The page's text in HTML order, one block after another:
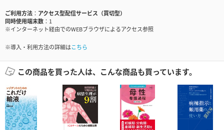
ご利用方法
アクセス型配信サービス（買切型）
同時使用端末数
1
※インターネット経由でのWEBブラウザによるアクセス参照
※導入・利用方法の詳細はこちら
この商品を買った人は、こんな商品も買っています。